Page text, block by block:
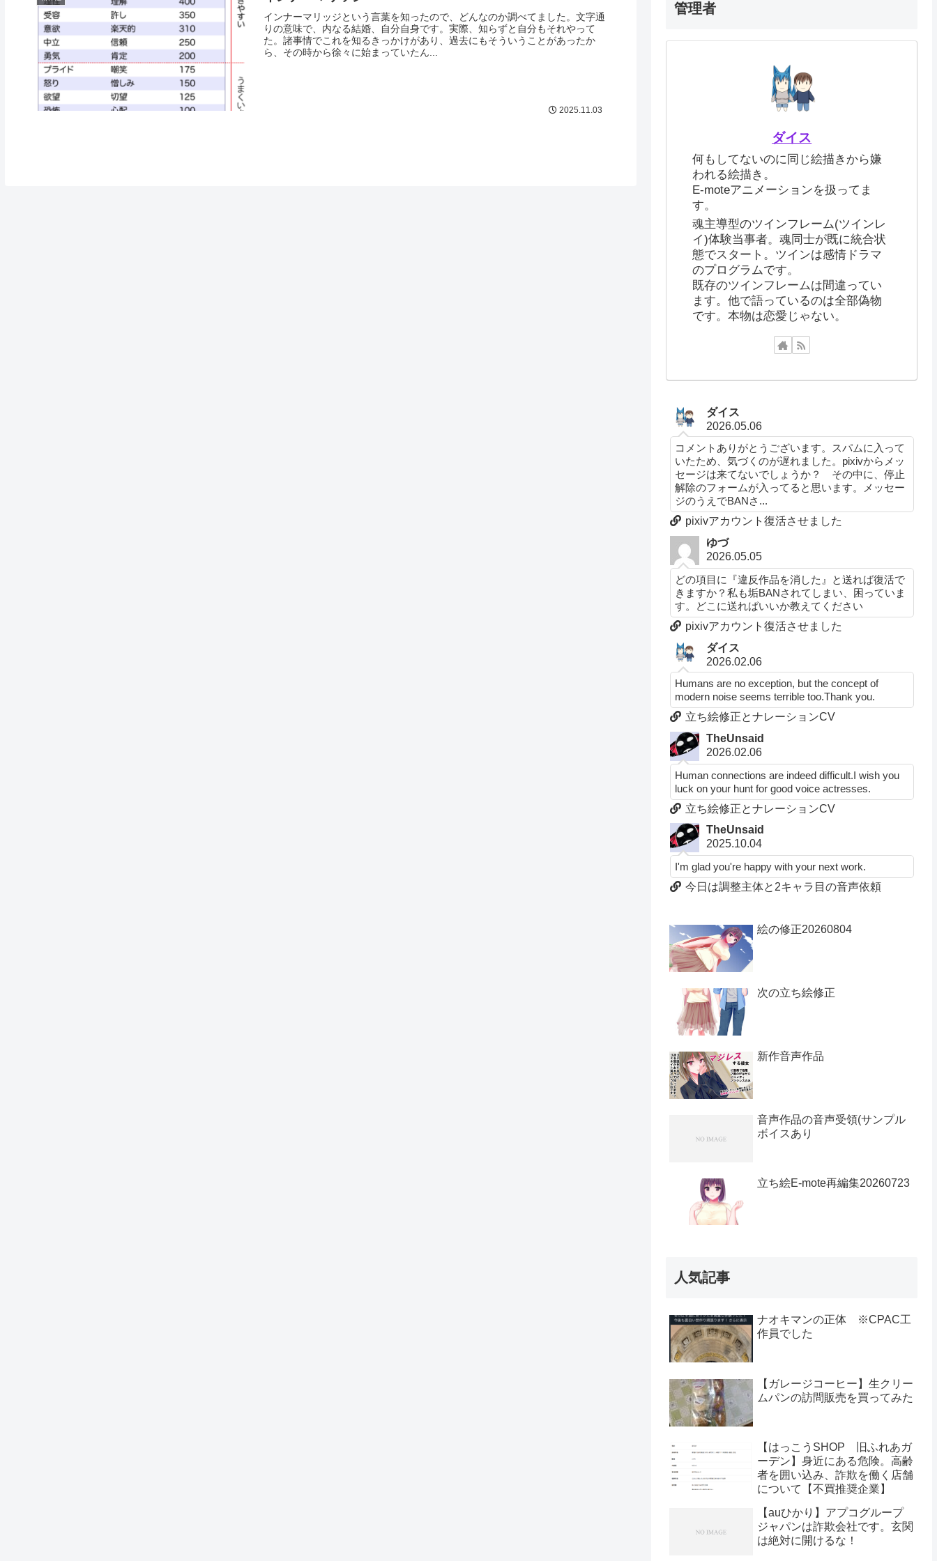
インナーマリッジという言葉を知ったので、どんなのか調べてました。文字通
りの意味で、内なる結婚、自分自身です。実際、知らずと自分もそれやって
た。諸事情でこれを知るきっかけがあり、過去にもそういうことがあったか
ら、その時から徐々に始まっていたん...
2025.11.03
管理者
ダイス
何もしてないのに同じ絵描きから嫌
われる絵描き。
E-moteアニメーションを扱ってま
す。
魂主導型のツインフレーム(ツインレ
イ)体験当事者。魂同士が既に統合状
態でスタート。ツインは感情ドラマ
のプログラムです。
既存のツインフレームは間違ってい
ます。他で語っているのは全部偽物
です。本物は恋愛じゃない。
ダイス
2026.05.06
コメントありがとうございます。スパムに入って
いたため、気づくのが遅れました。pixivからメッ
セージは来てないでしょうか？ その中に、停止
解除のフォームが入ってると思います。メッセー
ジのうえでBANさ...
pixivアカウント復活させました
ゆづ
2026.05.05
どの項目に『違反作品を消した』と送れば復活で
きますか？私も垢BANされてしまい、困っていま
す。どこに送ればいいか教えてください
pixivアカウント復活させました
ダイス
2026.02.06
Humans are no exception, but the concept of
modern noise seems terrible too.Thank you.
立ち絵修正とナレーションCV
TheUnsaid
2026.02.06
Human connections are indeed difficult.I wish you
luck on your hunt for good voice actresses.
立ち絵修正とナレーションCV
TheUnsaid
2025.10.04
I'm glad you're happy with your next work.
今日は調整主体と2キャラ目の音声依頼
絵の修正20260804
次の立ち絵修正
新作音声作品
音声作品の音声受領(サンプル
ボイスあり
立ち絵E-mote再編集20260723
人気記事
ナオキマンの正体 ※CPAC工
作員でした
【ガレージコーヒー】生クリー
ムパンの訪問販売を買ってみた
【はっこうSHOP 旧ふれあガ
ーデン】身近にある危険。高齢
者を囲い込み、詐欺を働く店舗
について【不買推奨企業】
【auひかり】アプコグループ
ジャパンは詐欺会社です。玄関
は絶対に開けるな！